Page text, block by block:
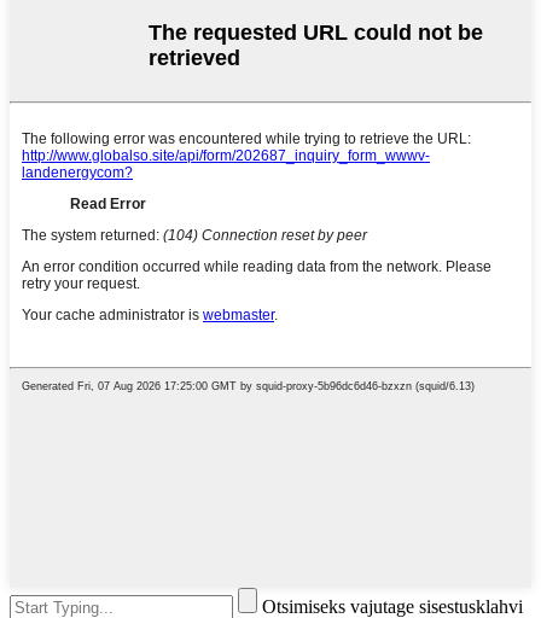
Otsimiseks vajutage sisestusklahvi